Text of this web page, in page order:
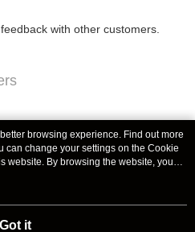
with other customers.
browsing experience. Find out more
can change your settings on the Cookie
website. By browsing the website, you
in our Cookie Statement.
Got it